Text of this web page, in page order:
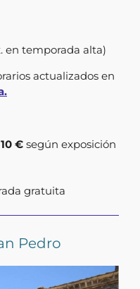
en temporada alta)
actualizados en
€según exposición
gratuita
Pedro